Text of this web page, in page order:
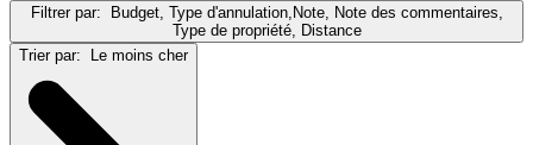
Filtrer par:
Budget, Type d'annulation,Note, Note des commentaires,
Type de propriété, Distance
Trier par:
Le moins cher